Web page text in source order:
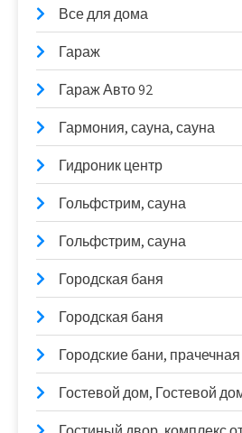
Все для дома
Гараж
Гараж Авто 92
Гармония, сауна, сауна
Гидроник центр
Гольфстрим, сауна
Гольфстрим, сауна
Городская баня
Городская баня
Городские бани, прачечная
Гостевой дом, Гостевой